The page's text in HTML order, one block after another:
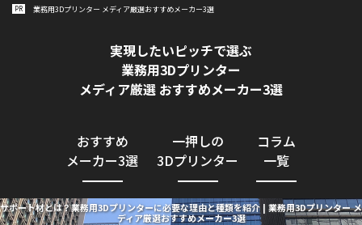
PR 業務用3Dプリンター メディア厳選おすすめメーカー3選
業務用3Dプリンター導入GUIDE
実現したいピッチで選ぶ
業務用3Dプリンター
メディア厳選 おすすめメーカー3選
おすすめ
メーカー3選
一押しの
3Dプリンター
コラム
一覧
サポート材とは？業務用3Dプリンターに必要な理由と種類を紹介 | 業務用3Dプリンター メ
ディア厳選おすすめメーカー3選